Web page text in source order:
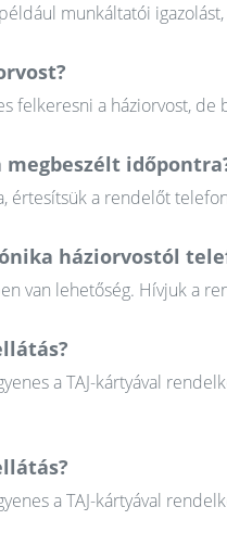
munkáltatói
felkeresni a háziorvost, de
a rendelőt
háziorvostól
van lehetőség. Hívjuk a
a TAJ-kártyával
a TAJ-kártyával